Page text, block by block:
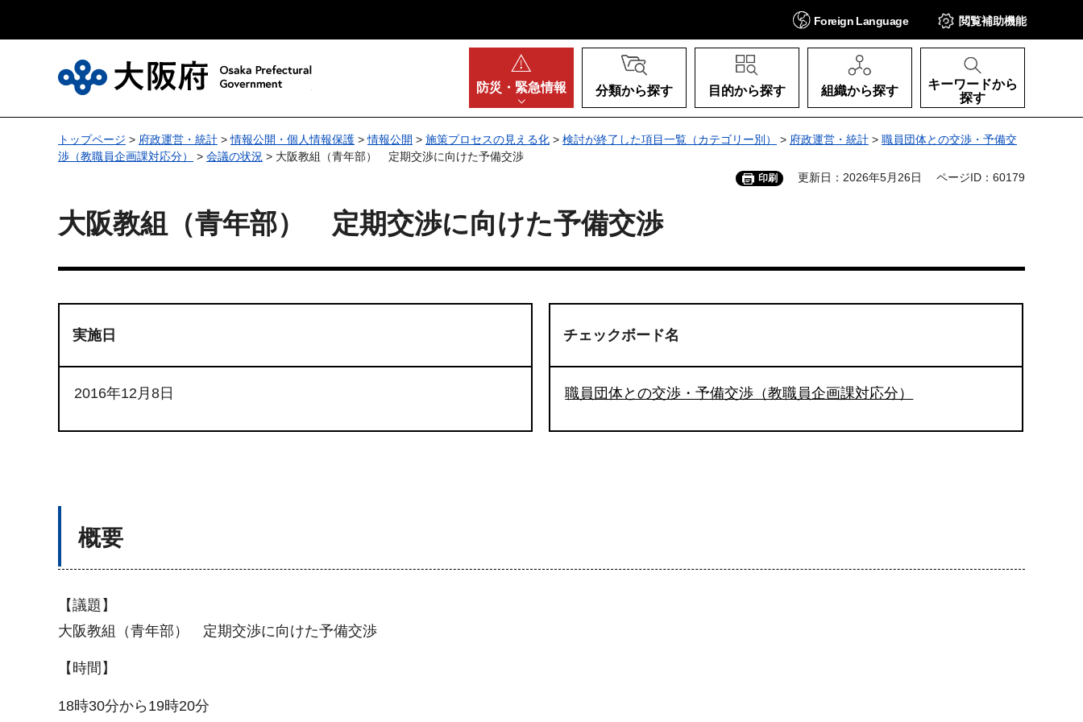
Foreign Language 閲覧補助機能
防災・ 緊急情報 分類から探す 目的から探す 組織から探す
キーワードから
探す
トップページ > 府政運営・統計 >情報公開・個人情報保護 >情報公開 > 施策プロセスの見える化 > 検討が終了した項目一覧（カテゴリー別） > 府政運営・統計 > 職員団体との交渉・予備交
渉（教職員企画課対応分）
> 会議の状況 > 大阪教組（青年部） 定期交渉に向けた予備交渉
印刷 更新日：2026年5月26日 ページID：60179
大阪教組（青年部） 定期交渉に向けた予備交渉
実施日
2016年12月8日
チェックボード名
職員団体との交渉・予備交渉（教職員企画課対応分）
概要
【議題】
大阪教組（青年部） 定期交渉に向けた予備交渉
【時間】
18時30分から19時20分